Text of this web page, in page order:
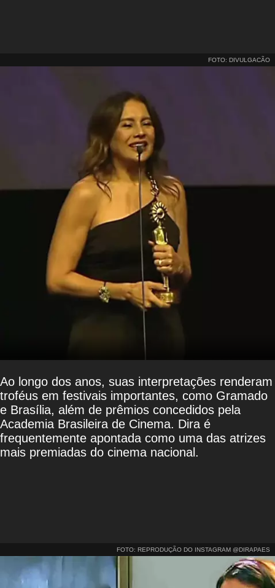
FOTO: DIVULGACÃO
Ao longo dos anos, suas interpretações renderam
troféus em festivais importantes, como Gramado
e Brasília, além de prêmios concedidos pela
Academia Brasileira de Cinema. Dira é
frequentemente apontada como uma das atrizes
mais premiadas do cinema nacional.
FOTO: REPRODUÇÃO DO INSTAGRAM @DIRAPAES